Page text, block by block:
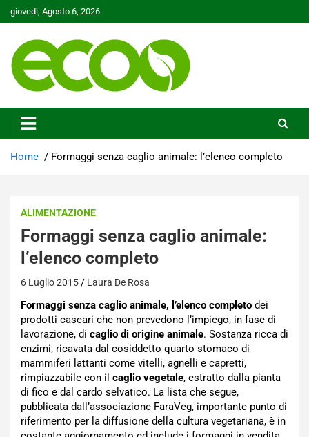
Skip
to
giovedì, Agosto 6, 2026
Ecoo.it
Home Formaggi senza caglio animale: l’elenco completo
ALIMENTAZIONE
Formaggi senza caglio animale:
l’elenco completo
6 Luglio 2015 Laura De Rosa
Formaggi senza caglio animale, l’elenco completo dei
prodotti caseari che non prevedono l’impiego, in fase di
lavorazione, di caglio di origine animale. Sostanza ricca di
enzimi, ricavata dal cosiddetto quarto stomaco di
mammiferi lattanti come vitelli, agnelli e capretti,
rimpiazzabile con il caglio vegetale, estratto dalla pianta
di fico e dal cardo selvatico. La lista che segue,
pubblicata dall’associazione FaraVeg, importante punto di
riferimento per la diffusione della cultura vegetariana, è in